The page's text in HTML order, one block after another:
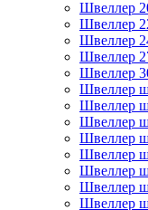
Швеллер
Швеллер
Швеллер
Швеллер
Швеллер
Швеллер
Швеллер
Швеллер
Швеллер
Швеллер
Швеллер
Швеллер
Швеллер